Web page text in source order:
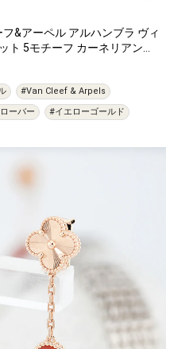
&アーペル アルハンブラ ヴィ
ト 5モチーフ カーネリアン
#Van Cleef & Arpels
ーバー
#イエローゴールド